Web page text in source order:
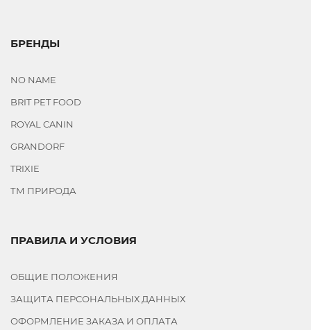
БРЕНДЫ
NO NAME
BRIT PET FOOD
ROYAL CANIN
GRANDORF
TRIXIE
ТМ ПРИРОДА
ПРАВИЛА И УСЛОВИЯ
ОБЩИЕ ПОЛОЖЕНИЯ
ЗАЩИТА ПЕРСОНАЛЬНЫХ ДАННЫХ
ОФОРМЛЕНИЕ ЗАКАЗА И ОПЛАТА